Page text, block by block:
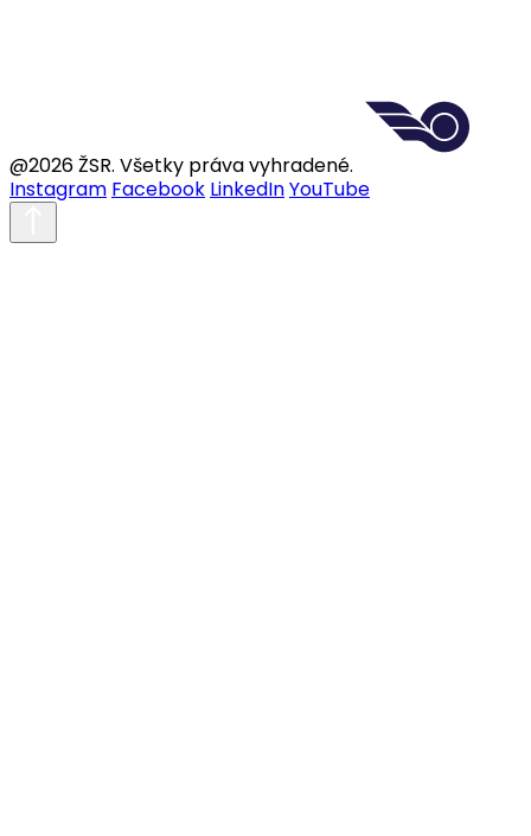
@2026 ŽSR. Všetky práva vyhradené.
Instagram Facebook LinkedInYouTube